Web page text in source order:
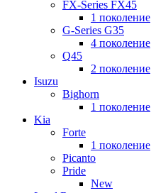
FX-Series FX45
1 поколение
G-Series G35
4 поколение
Q45
2 поколение
Isuzu
Bighorn
1 поколение
Kia
Forte
1 поколение
Picanto
Pride
New